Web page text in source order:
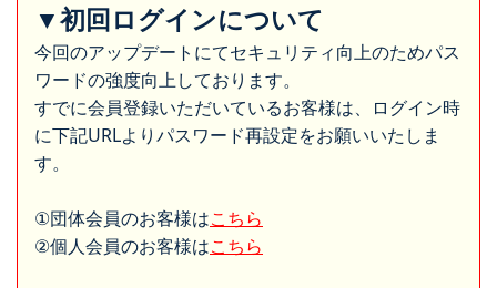
▼初回ログインについて
今回のアップデートにてセキュリティ向上のためパス
ワードの強度向上しております。
すでに会員登録いただいているお客様は、ログイン時
に下記URLよりパスワード再設定をお願いいたしま
す。
①団体会員のお客様はこちら
②個人会員のお客様はこちら